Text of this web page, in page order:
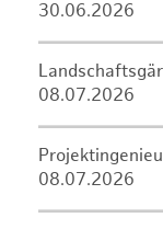
30.06.2026
08.07.2026
08.07.2026